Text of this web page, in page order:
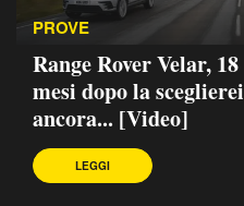
PROVE
Range Rover Velar, 18
mesi dopo la sceglierei
ancora... [Video]
LEGGI